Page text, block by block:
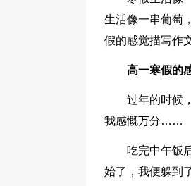
生活像一串葡萄
假的感觉描写作
高一寒假的
过年的时候
我感慨万分……
吃完中午饭
始了，我便躲到